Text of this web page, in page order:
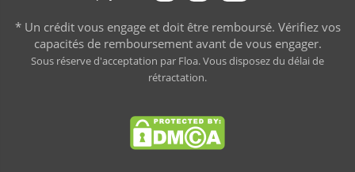
* Un crédit vous engage et doit être remboursé. Vérifiez vos
capacités de remboursement avant de vous engager.
Sous réserve d'acceptation par Floa. Vous disposez du délai de
rétractation.